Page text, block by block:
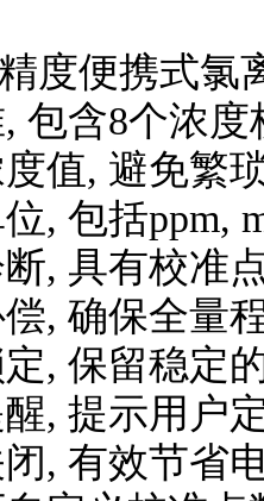
度便携式氯
, 包含8个浓
值, 避免繁
, 包括ppm,
, 具有校准
偿, 确保全量
定, 保留稳定
, 提示用户
, 有效节省